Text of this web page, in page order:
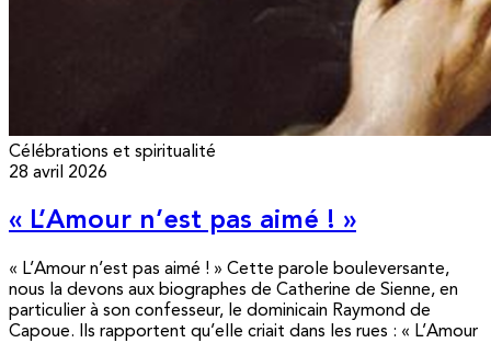
Célébrations et spiritualité
28 avril 2026
« L’Amour n’est pas aimé ! »
« L’Amour n’est pas aimé ! » Cette parole bouleversante,
nous la devons aux biographes de Catherine de Sienne, en
particulier à son confesseur, le dominicain Raymond de
Capoue. Ils rapportent qu’elle criait dans les rues : « L’Amour